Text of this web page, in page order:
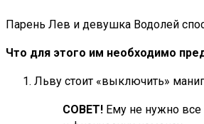
Парень Лев и девушка Водолей
Что для этого им необходимо
Льву стоит «выключить»
СОВЕТ! Ему не нужно все